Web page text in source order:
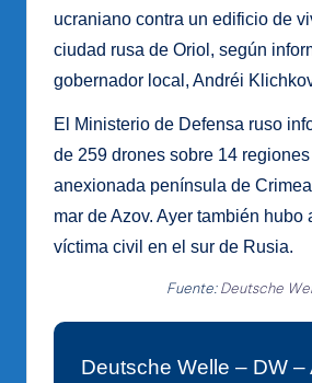
ucraniano contra un edificio de
ciudad rusa de Oriol, según
gobernador local, Andréi
El Ministerio de Defensa ruso
de 259 drones sobre 14
anexionada península de
mar de Azov. Ayer también hubo
víctima civil en el sur de Rusia.
Fuente:Deutsche
Deutsche Welle – DW –